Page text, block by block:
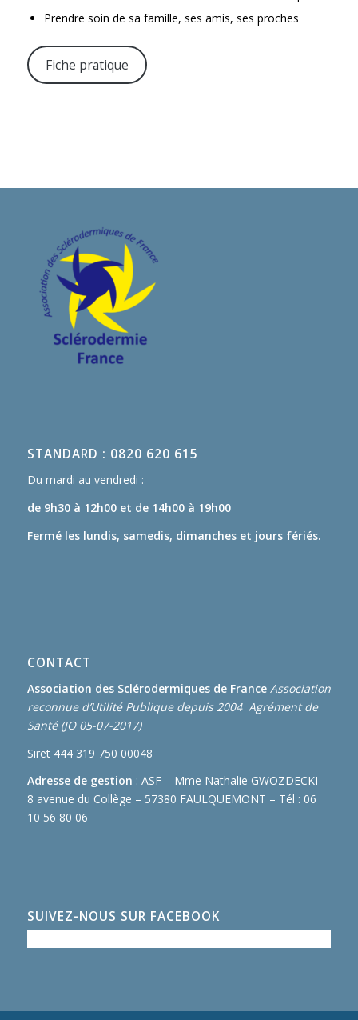
Prendre soin de sa famille, ses amis, ses proches
Fiche pratique
STANDARD : 0820 620 615
Du mardi au vendredi :
de 9h30 à 12h00 et de 14h00 à 19h00
Fermé les lundis, samedis, dimanches et jours fériés.
CONTACT
Association des Sclérodermiques de France Association
reconnue d’Utilité Publique depuis 2004 Agrément de
Santé (JO 05-07-2017)
Siret 444 319 750 00048
Adresse de gestion : ASF – Mme Nathalie GWOZDECKI –
8 avenue du Collège – 57380 FAULQUEMONT – Tél : 06
10 56 80 06
SUIVEZ-NOUS SUR FACEBOOK